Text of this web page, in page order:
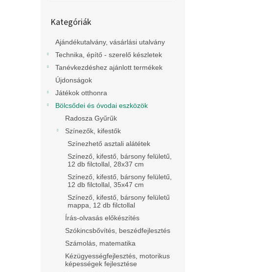
átugrása
Kategóriák
Ajándékutalvány, vásárlási utalvány
Technika, építő - szerelő készletek
Tanévkezdéshez ajánlott termékek
Újdonságok
Játékok otthonra
Bölcsődei és óvodai eszközök
Radosza Gyűrűk
Színezők, kifestők
Színezhető asztali alátétek
Színező, kifestő, bársony felületű,
12 db filctollal, 28x37 cm
Színező, kifestő, bársony felületű,
12 db filctollal, 35x47 cm
Színező, kifestő, bársony felületű
mappa, 12 db filctollal
Írás-olvasás előkészítés
Szókincsbővítés, beszédfejlesztés
Számolás, matematika
Kézügyességfejlesztés, motorikus
képességek fejlesztése